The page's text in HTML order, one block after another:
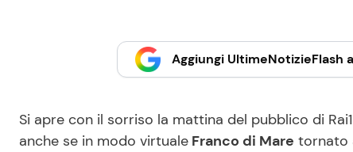
Aggiungi UltimeNotizieFlash
Si apre con il sorriso la mattina del pubblico di
anche se in modo virtuale Franco di Mare tornato